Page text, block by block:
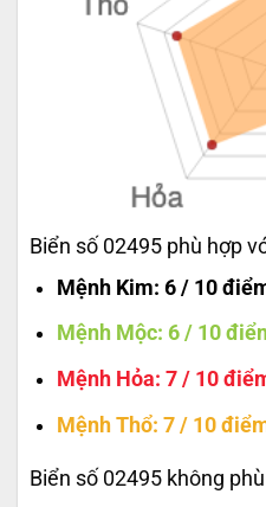
Biển số 02495 phù hợp
Mệnh Kim: 6 / 10
Mệnh Mộc: 6 / 10
Mệnh Hỏa: 7 / 10
Mệnh Thổ: 7 / 10
Biển số 02495 không